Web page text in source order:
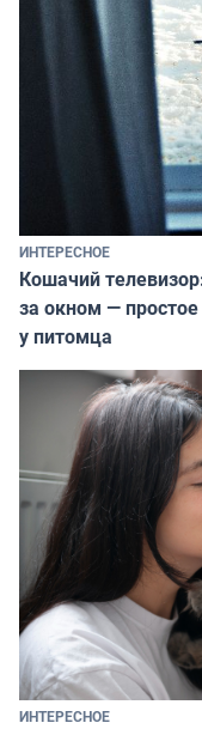
ИНТЕРЕСНОЕ
Кошачий
за окном —
у питомца
ИНТЕРЕСНОЕ